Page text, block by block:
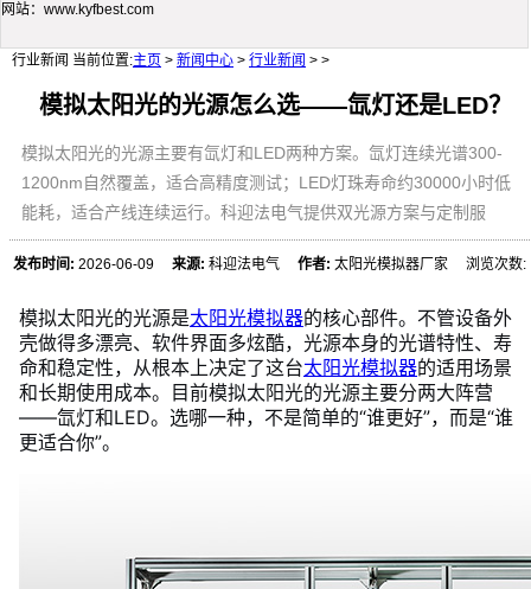
网站：www.kyfbest.com
行业新闻 当前位置:主页 > 新闻中心 > 行业新闻 > >
模拟太阳光的光源怎么选——氙灯还是LED？
模拟太阳光的光源主要有氙灯和LED两种方案。氙灯连续光谱300-
1200nm自然覆盖，适合高精度测试；LED灯珠寿命约30000小时低
能耗，适合产线连续运行。科迎法电气提供双光源方案与定制服
发布时间: 2026-06-09来源: 科迎法电气作者: 太阳光模拟器厂家 浏览次数:
模拟太阳光的光源是太阳光模拟器的核心部件。不管设备外
壳做得多漂亮、软件界面多炫酷，光源本身的光谱特性、寿
命和稳定性，从根本上决定了这台太阳光模拟器的适用场景
和长期使用成本。目前模拟太阳光的光源主要分两大阵营
——氙灯和LED。选哪一种，不是简单的“谁更好”，而是“谁
更适合你”。